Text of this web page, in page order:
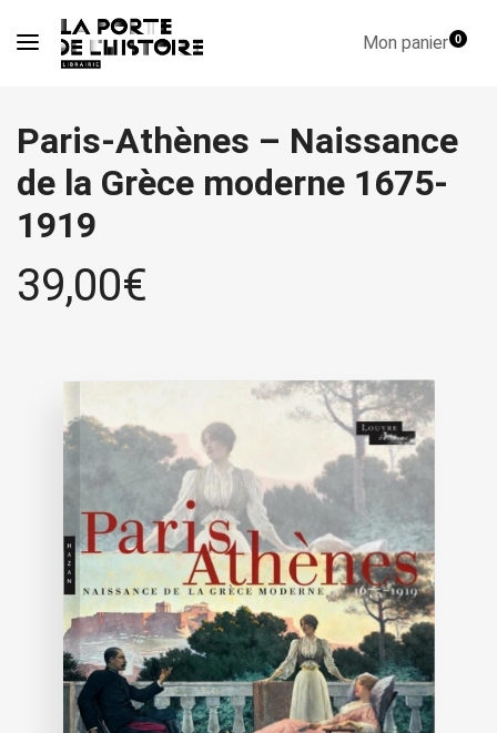
Mon panier0
Paris-Athènes – Naissance
de la Grèce moderne 1675-
1919
39,00€